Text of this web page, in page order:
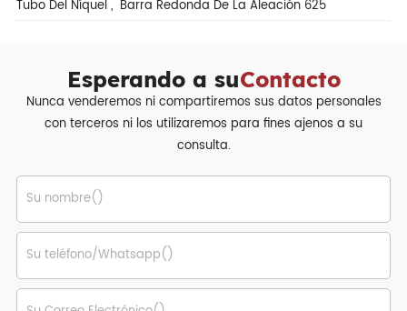
Tubo Del Níquel, Barra Redonda De La Aleación 625
Esperando a suContacto
Nunca venderemos ni compartiremos sus datos personales
con terceros ni los utilizaremos para fines ajenos a su
consulta.